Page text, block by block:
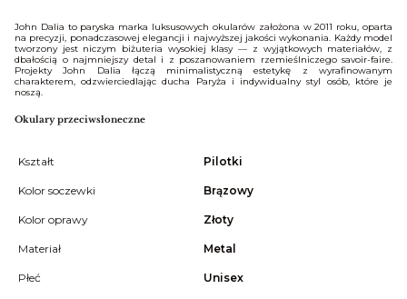
John Dalia to paryska marka luksusowych okularów założona w 2011 roku, oparta
na precyzji, ponadczasowej elegancji i najwyższej jakości wykonania. Każdy model
tworzony jest niczym biżuteria wysokiej klasy — z wyjątkowych materiałów, z
dbałością o najmniejszy detal i z poszanowaniem rzemieślniczego savoir-faire.
Projekty John Dalia łączą minimalistyczną estetykę z wyrafinowanym
charakterem, odzwierciedlając ducha Paryża i indywidualny styl osób, które je
noszą.
Okulary przeciwsłoneczne
Kształt Pilotki
Kolor soczewki Brązowy
Kolor oprawy Złoty
Materiał Metal
Płeć Unisex